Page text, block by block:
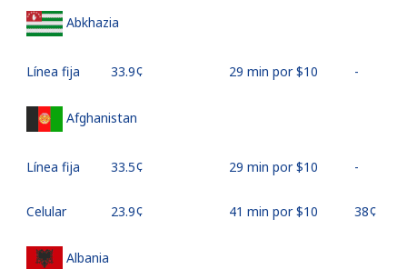
Abkhazia
Línea fija ⁦33.9¢⁩ 29 min por ⁦$10⁩ -
Afghanistan
Línea fija ⁦33.5¢⁩ 29 min por ⁦$10⁩ -
Celular ⁦23.9¢⁩ 41 min por ⁦$10⁩ ⁦38¢⁩
Albania